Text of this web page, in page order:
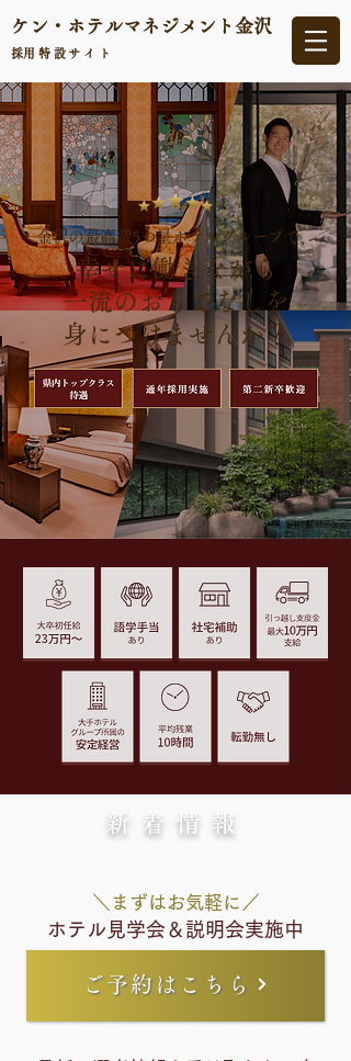
ケン・ホテルマネジメント 金沢
​採用特設サイト
金沢の最高級5つ星ホテルグループで、
幸せに働きながら
一流のおもてなしを
身につけませんか？
新着情報
＼まずはお気軽に／
ホテル見学会＆説明会実施中
ご予約はこちら